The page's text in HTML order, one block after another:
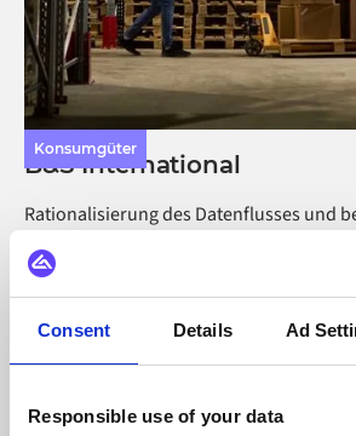
Consent Details Ad
Responsible use of your data
Konsumgüter
B&S International
Rationalisierung des Datenflusses und